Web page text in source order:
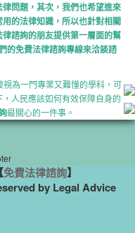
問題，其次，我們也希望進來
的法律知識，所以也針對相關
諮詢的朋友提供第一層面的幫
的免費法律諮詢專線來洽談諮
為一門專業又難懂的學科，可
人民應該如何有效保障自身的
最關心的一件事。
免費法律諮詢】
by Legal Advice